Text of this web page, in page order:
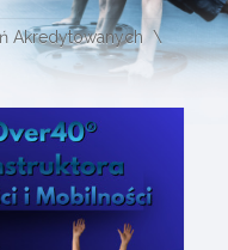
Akredytowanych